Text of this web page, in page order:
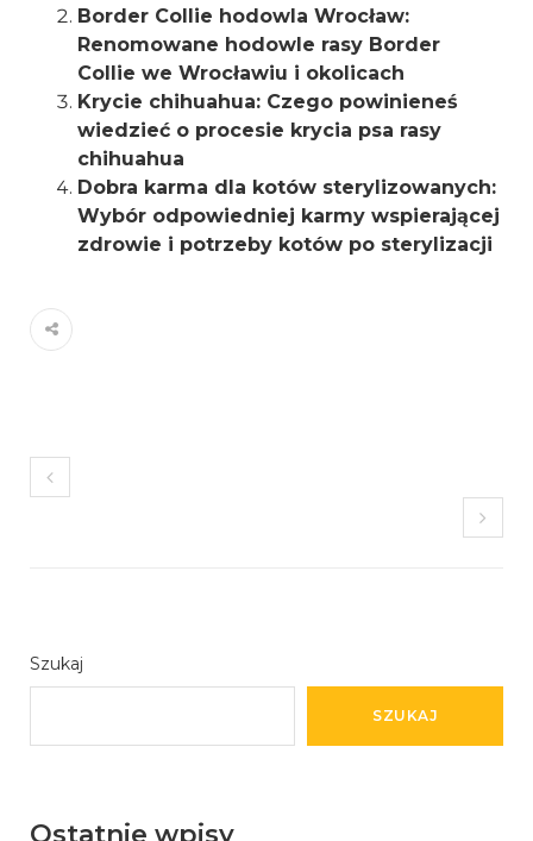
Border Collie hodowla Wrocław:
Renomowane hodowle rasy Border
Collie we Wrocławiu i okolicach
Krycie chihuahua: Czego powinieneś
wiedzieć o procesie krycia psa rasy
chihuahua
Dobra karma dla kotów sterylizowanych:
Wybór odpowiedniej karmy wspierającej
zdrowie i potrzeby kotów po sterylizacji
Szukaj
SZUKAJ
Ostatnie wpisy